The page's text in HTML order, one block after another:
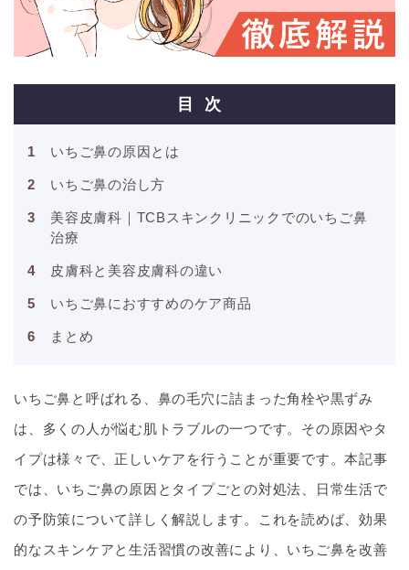
目次
いちご鼻の原因とは
いちご鼻の治し方
美容皮膚科｜TCBスキンクリニックでのいちご鼻
治療
皮膚科と美容皮膚科の違い
いちご鼻におすすめのケア商品
まとめ
いちご鼻と呼ばれる、鼻の毛穴に詰まった角栓や黒ずみ
は、多くの人が悩む肌トラブルの一つです。その原因やタ
イプは様々で、正しいケアを行うことが重要です。本記事
では、いちご鼻の原因とタイプごとの対処法、日常生活で
の予防策について詳しく解説します。これを読めば、効果
的なスキンケアと生活習慣の改善により、いちご鼻を改善